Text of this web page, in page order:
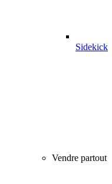
Sidekick
Vendre partout